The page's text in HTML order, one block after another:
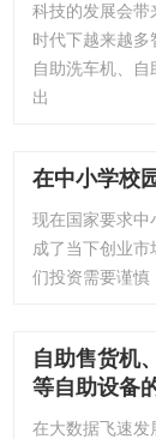
科技的发展会带
时代下越来越多
自助洗车机、
出
在中小学校
现在国家要求中
成了当下创业市
们投资需要谨慎
自助售货机
等自助设备
在大数据飞速发